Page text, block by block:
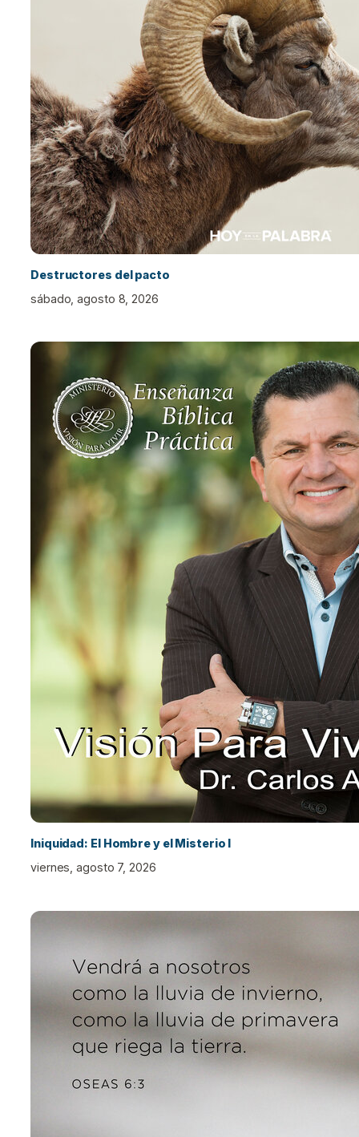
Destructores del pacto
sábado, agosto 8, 2026
Iniquidad: El Hombre y el Misterio I
viernes, agosto 7, 2026